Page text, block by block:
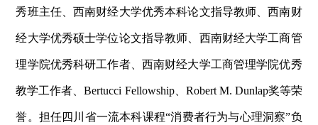
秀班主任、西南财经大学优秀本科论文指导教师、西南财
经大学优秀硕士学位论文指导教师、西南财经大学工商管
理学院优秀科研工作者、西南财经大学工商管理学院优秀
教学工作者、Bertucci Fellowship、Robert M. Dunlap奖等荣
誉。担任四川省一流本科课程“消费者行为与心理洞察”负